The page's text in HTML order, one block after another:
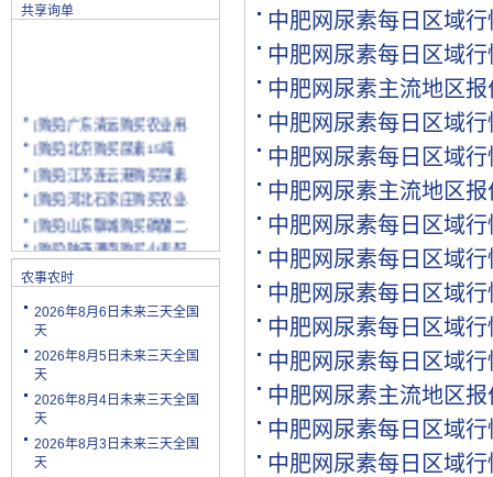
共享询单
[购买]北京购买尿素15吨
[购买]江苏连云港购买尿素.
[购买]河北石家庄购买农业.
[购买]山东聊城购买磷酸二.
[购买]陕西渭南购买小麦配.
[购买]云南玉溪购买尿素10.
[购买]山东潍坊购买复合肥.
[购买]河南安阳购买二铵20.
[购买]四川绵阳购买尿素2.
[购买]天津购买小颗粒尿素.
[购买]内蒙古购买复合肥10.
[购买]天津购买大颗粒尿素.
[购买]河南新乡购买冲施肥.
[购买]山东济宁购买尿素10.
农事农时
2026年8月6日未来三天全国
天
2026年8月5日未来三天全国
天
2026年8月4日未来三天全国
天
2026年8月3日未来三天全国
天
中肥网尿素每日区域行
中肥网尿素每日区域行
中肥网尿素主流地区
中肥网尿素每日区域行
中肥网尿素每日区域行
中肥网尿素主流地区
中肥网尿素每日区域行
中肥网尿素每日区域行
中肥网尿素每日区域行
中肥网尿素每日区域行
中肥网尿素每日区域行
中肥网尿素主流地区
中肥网尿素每日区域行
中肥网尿素每日区域行